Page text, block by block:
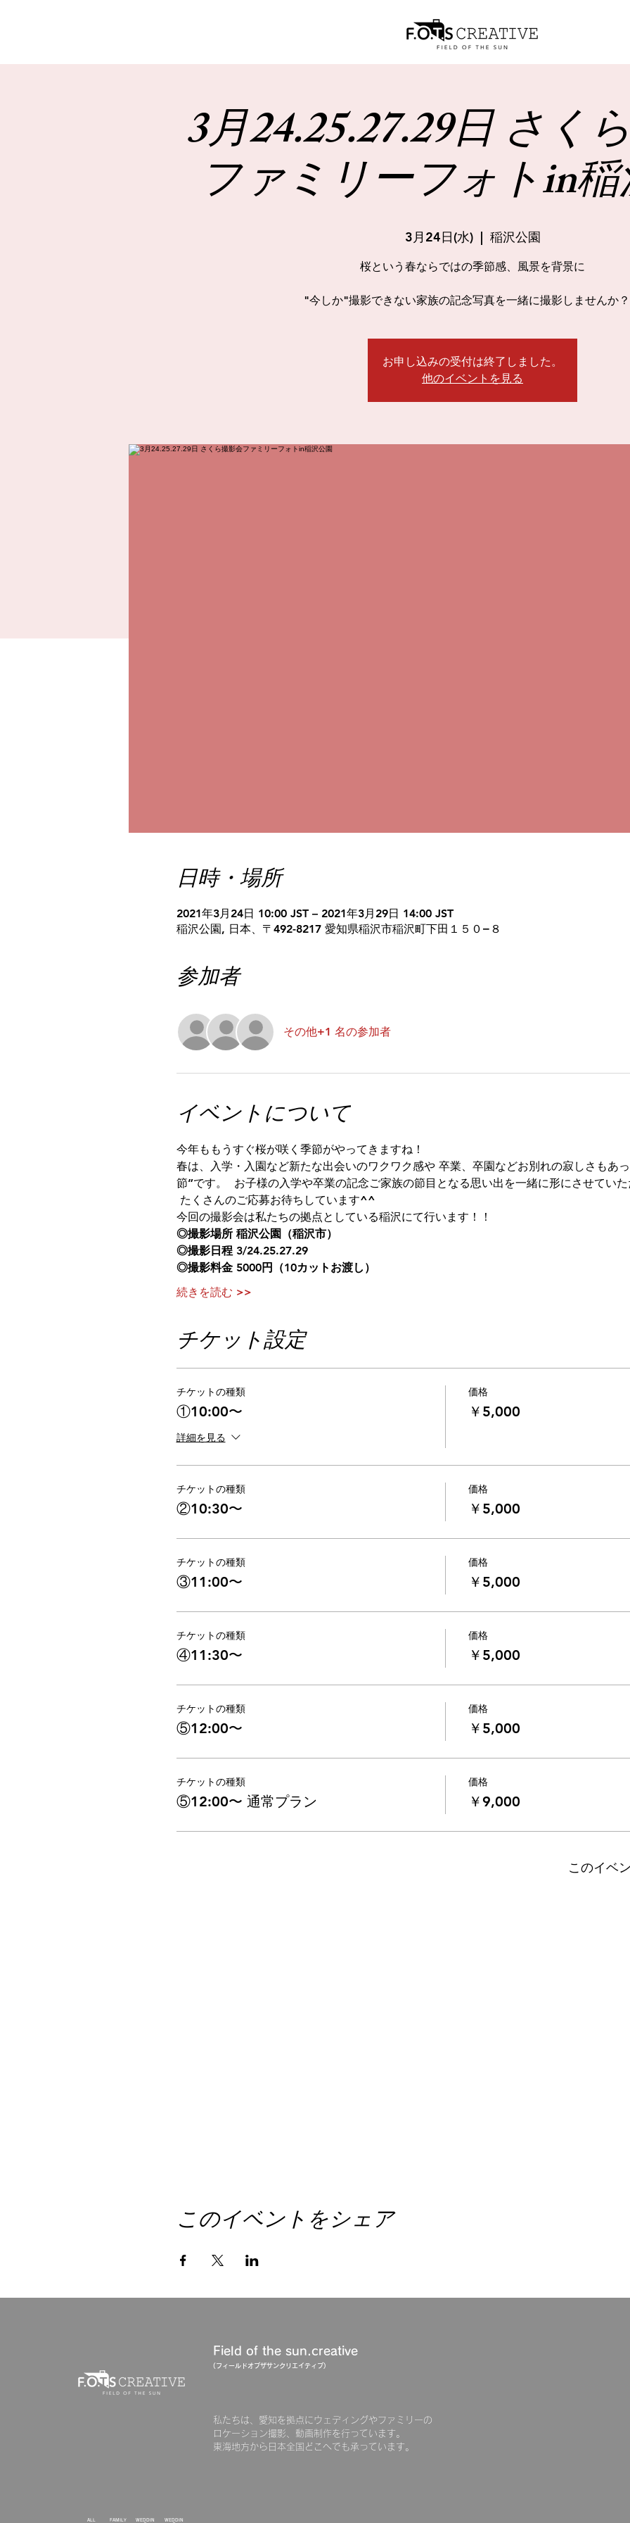
3月24.25.27.29日 さく
ファミリーフォトin
3月24日(水)
  |
稲沢公園
桜という春ならではの季節感、風景を背景に
お申し込みの受付は終了しました。
他のイベントを見る
日時・場所
2021年3月24日 10:00 JST – 2021年3月29日 14:00 JST
稲沢公園, 日本、〒492-8217 愛知県稲沢市稲沢町下田１５０−８
参加者
その他+1 名の参加者
イベントについて
今年ももうすぐ桜が咲く季節がやってきますね！
春は、入学・入園など新たな出会いのワクワク感や 卒業、卒園などお別れの寂しさもあ
節”です。  お子様の入学や卒業の記念ご家族の節目となる思い出を一緒に形にさせてい
たくさんのご応募お待ちしています^^
今回の撮影会は私たちの拠点としている稲沢にて行います！！
◎撮影場所 稲沢公園（稲沢市）
◎撮影日程 3/24.25.27.29
◎撮影料金 5000円（10カットお渡し）
続きを読む >>
チケット設定
チケットの種類
①10:00〜
詳細を見る
価格
￥5,000
チケットの種類
②10:30〜
価格
￥5,000
チケットの種類
③11:00〜
価格
￥5,000
チケットの種類
④11:30〜
価格
￥5,000
チケットの種類
⑤12:00〜
価格
￥5,000
チケットの種類
⑤12:00〜 通常プラン
価格
￥9,000
このイベ
このイベントをシェア
Field of the sun.creative
(フィールドオブザサン​クリエイティブ)
私たちは、愛知を拠点にウェディングやファミリーの
ロケーション撮影、動画制作を行っています。
東海地方から日本全国どこへでも承っています。
ALL FAMILY
WEDDIN
WEDDIN